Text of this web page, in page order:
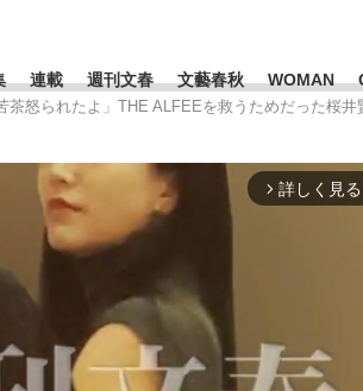
連載 週刊文春 文藝春秋 WOMAN
グ一覧
市早苗 #森岡毅
怒られたよ」THE ALFEEを救うためだった桜
arrow_forward_ios 詳しく見る